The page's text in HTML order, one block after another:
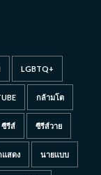
LGBTQ+
กล้ามโต
ซีรีส์ ซีรีส์วาย
สดง นายแบบ